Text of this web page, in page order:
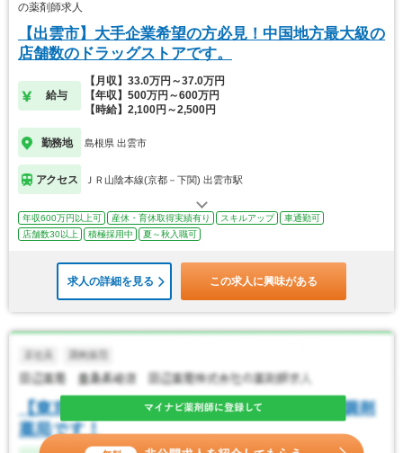
の薬剤師求人
【出雲市】大手企業希望の方必見！中国地方最大級の
店舗数のドラッグストアです。
給与
【月収】33.0万円～37.0万円
【年収】500万円～600万円
【時給】2,100円～2,500円
勤務地 島根県 出雲市
アクセス ＪＲ山陰本線(京都－下関) 出雲市駅
年収600万円以上可 産休・育休取得実績有り スキルアップ
車通勤可
店舗数30以上
積極採用中 夏～秋入職可
求人の詳細を見る この求人に興味がある